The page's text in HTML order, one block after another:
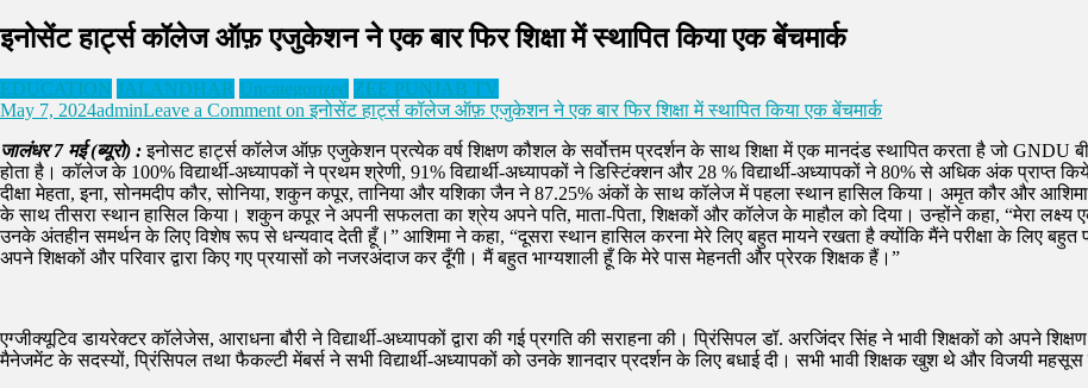
इनोसेंट हार्ट्स कॉलेज ऑफ़ एजुकेशन ने एक बार फिर शिक्षा में स्थापित किया एक बेंचमार्क
EDUCATION JALANDHAR Uncategorized ZEE PUNJAB TV
May 7, 2024adminLeave a Comment on इनोसेंट हार्ट्स कॉलेज ऑफ़ एजुकेशन ने एक बार फिर शिक्षा में स्थापित किया एक बेंचमार्क
जालंधर 7 मई (ब्यूरो) : इनोसट हार्ट्स कॉलेज ऑफ़ एजुकेशन प्रत्येक वर्ष शिक्षण कौशल के सर्वोत्तम प्रदर्शन के साथ शिक्षा में एक मानदंड स्थापित करता है जो GNDU
होता है। कॉलेज के 100% विद्यार्थी-अध्यापकों ने प्रथम श्रेणी, 91% विद्यार्थी-अध्यापकों ने डिस्टिंक्शन और 28 % विद्यार्थी-अध्यापकों ने 80% से अधिक अंक प्राप्त
दीक्षा मेहता, इना, सोनमदीप कौर, सोनिया, शकुन कपूर, तानिया और यशिका जैन ने 87.25% अंकों के साथ कॉलेज में पहला स्थान हासिल किया। अमृत कौर और
के साथ तीसरा स्थान हासिल किया। शकुन कपूर ने अपनी सफलता का श्रेय अपने पति, माता-पिता, शिक्षकों और कॉलेज के माहौल को दिया। उन्होंने कहा, “मेरा लक्ष्य
उनके अंतहीन समर्थन के लिए विशेष रूप से धन्यवाद देती हूँ।” आशिमा ने कहा, “दूसरा स्थान हासिल करना मेरे लिए बहुत मायने रखता है क्योंकि मैंने परीक्षा के लिए
अपने शिक्षकों और परिवार द्वारा किए गए प्रयासों को नजरअंदाज कर दूँगी। मैं बहुत भाग्यशाली हूँ कि मेरे पास मेहनती और प्रेरक शिक्षक हैं।”
एग्जीक्यूटिव डायरेक्टर कॉलेजेस, आराधना बौरी ने विद्यार्थी-अध्यापकों द्वारा की गई प्रगति की सराहना की। प्रिंसिपल डॉ. अरजिंदर सिंह ने भावी शिक्षकों को अपने
मैनेजमेंट के सदस्यों, प्रिंसिपल तथा फैकल्टी मेंबर्स ने सभी विद्यार्थी-अध्यापकों को उनके शानदार प्रदर्शन के लिए बधाई दी। सभी भावी शिक्षक खुश थे और विजयी